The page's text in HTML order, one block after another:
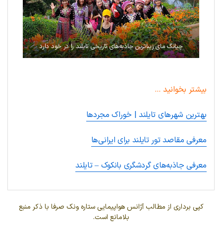
چیانگ مای زیباترین جاذبه‌های تاریخی تایلند را در خود دارد
بیشتر بخوانید …
بهترین شهرهای تایلند | خوراک مجردها
معرفی مقاصد تور تایلند برای ایرانی‌ها
معرفی جاذبه‌های گردشگری بانکوک – تایلند
کپی برداری از مطالب آژانس هواپیمایی ستاره ونک صرفا با ذکر منبع
بلامانع است.